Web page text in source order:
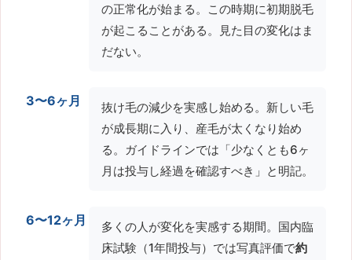
の正常化が始まる。この時期に初期脱毛
が起こることがある。見た目の変化はま
だない。
3〜6ヶ月
抜け毛の減少を実感し始める。新しい毛
が成長期に入り、産毛が太くなり始め
る。ガイドラインでは「少なくとも6ヶ
月は投与し経過を確認すべき」と明記。
6〜12ヶ月
多くの人が変化を実感する期間。国内臨
床試験（1年間投与）では写真評価で約